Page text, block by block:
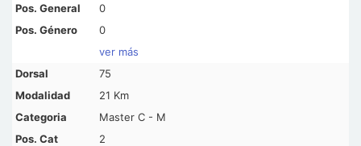
0
0
ver más
75
21 Km
Master C - M
2